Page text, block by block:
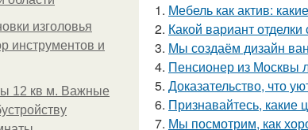
изголовья
инструментов и
12 кв м. Важные
1. Мебель как актив:
2. Какой вариант
3. Мы создаём дизайн
4. Пенсионер из Москвы
5. Доказательство, что
6. Признавайтесь, какие
7. Мы посмотрим, как